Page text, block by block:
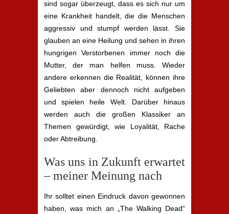
sind sogar überzeugt, dass es sich nur um
eine Krankheit handelt, die die Menschen
aggressiv und stumpf werden lässt. Sie
glauben an eine Heilung und sehen in ihren
hungrigen Verstorbenen immer noch die
Mutter, der man helfen muss. Wieder
andere erkennen die Realität, können ihre
Geliebten aber dennoch nicht aufgeben
und spielen heile Welt. Darüber hinaus
werden auch die großen Klassiker an
Themen gewürdigt, wie Loyalität, Rache
oder Abtreibung.
Was uns in Zukunft erwartet
– meiner Meinung nach
Ihr solltet einen Eindruck davon gewonnen
haben, was mich an „The Walking Dead“